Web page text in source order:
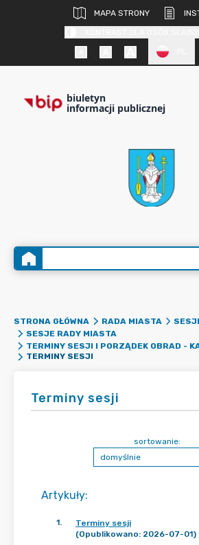
MAPA STRONY
biuletyn
informacji publicznej
STRONA GŁÓWNA RADA MIASTA
SESJE RADY MIASTA
TERMINY SESJI I PORZĄDEK OBRAD -
TERMINY SESJI
Terminy sesji
Artykuły:
sortowanie:
1.
Terminy sesji
(Opublikowano: 2026-07-01)